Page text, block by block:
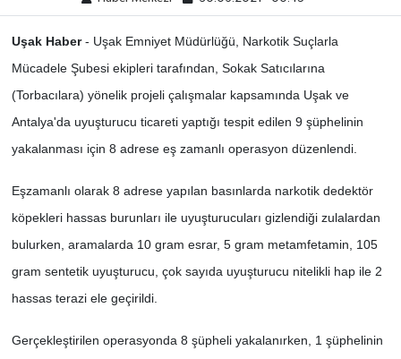
Uşak Haber- Uşak Emniyet Müdürlüğü, Narkotik Suçlarla
Mücadele Şubesi ekipleri tarafından, Sokak Satıcılarına
(Torbacılara) yönelik projeli çalışmalar kapsamında Uşak ve
Antalya'da uyuşturucu ticareti yaptığı tespit edilen 9 şüphelinin
yakalanması için 8 adrese eş zamanlı operasyon düzenlendi.
Eşzamanlı olarak 8 adrese yapılan basınlarda narkotik dedektör
köpekleri hassas burunları ile uyuşturucuları gizlendiği zulalardan
bulurken, aramalarda 10 gram esrar, 5 gram metamfetamin, 105
gram sentetik uyuşturucu, çok sayıda uyuşturucu nitelikli hap ile 2
hassas terazi ele geçirildi.
Gerçekleştirilen operasyonda 8 şüpheli yakalanırken, 1 şüphelinin
KÜLTÜR-SANAT
Magazin
ÖZEL HABER
POLİTİKA
SİYASET
TEKNOLOJİ